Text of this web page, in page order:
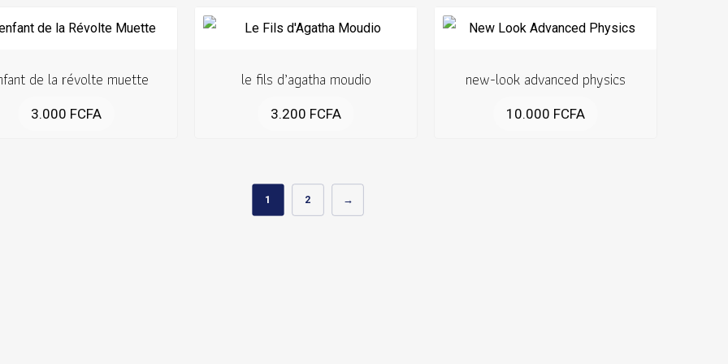
de la révolte muette
3.000 FCFA
le fils d’agatha moudio
3.200 FCFA
new-look advanced physics
10.000 FCFA
1 2 →